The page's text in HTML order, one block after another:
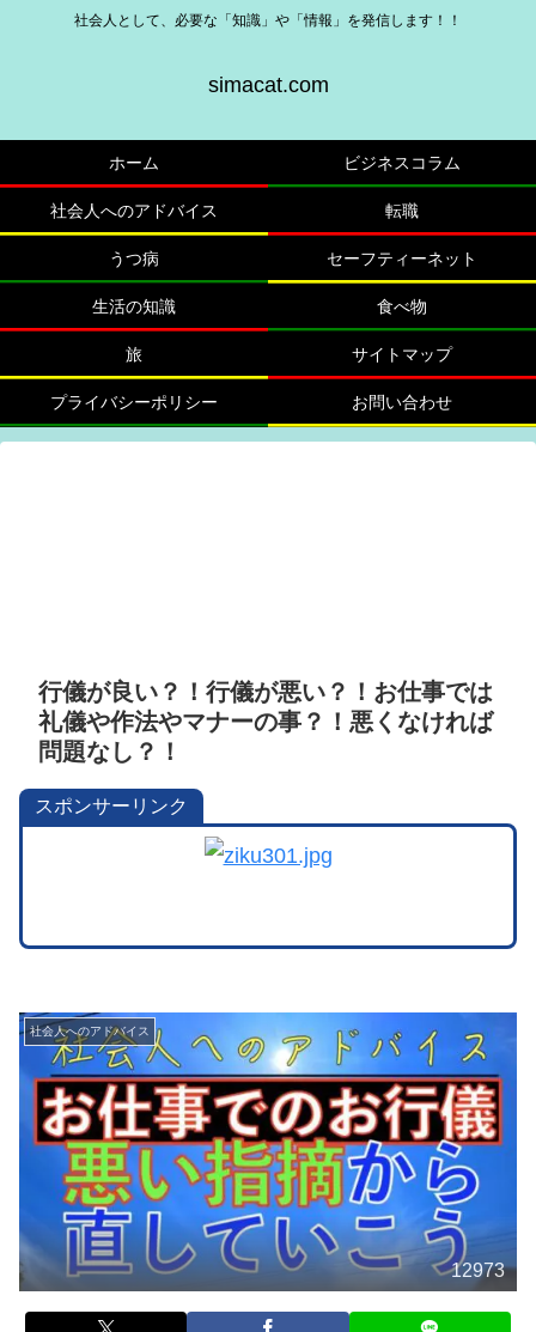
社会人として、必要な「知識」や「情報」を発信します！！
simacat.com
ホーム ビジネスコラム
社会人へのアドバイス 転職
うつ病 セーフティーネット
生活の知識 食べ物
旅 サイトマップ
プライバシーポリシー お問い合わせ
行儀が良い？！行儀が悪い？！お仕事では
礼儀や作法やマナーの事？！悪くなければ
問題なし？！
スポンサーリンク
社会人へのアドバイス
12973